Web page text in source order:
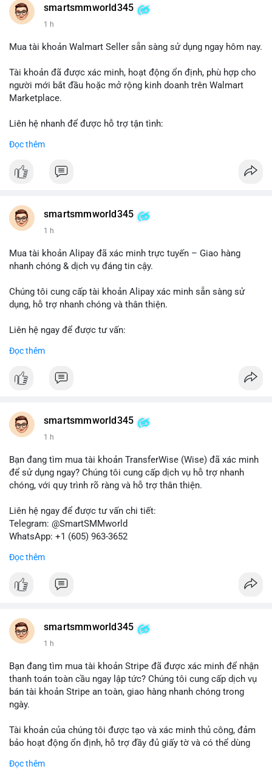
smartsmmworld345
1 h
Mua tài khoản Walmart Seller sẵn sàng sử dụng ngay hôm nay.
Tài khoản đã được xác minh, hoạt động ổn định, phù hợp cho
người mới bắt đầu hoặc mở rộng kinh doanh trên Walmart
Marketplace.
Liên hệ nhanh để được hỗ trợ tận tình:
WhatsApp: +1 (605) 963-3652
#buywalmartselleraccounts
Đọc thêm
smartsmmworld345
1 h
Mua tài khoản Alipay đã xác minh trực tuyến – Giao hàng
nhanh chóng & dịch vụ đáng tin cậy.
Chúng tôi cung cấp tài khoản Alipay xác minh sẵn sàng sử
dụng, hỗ trợ nhanh chóng và thân thiện.
Liên hệ ngay để được tư vấn:
WhatsApp: +1 (605) 963-3652
#buyverifiedalipayaccounts
Đọc thêm
smartsmmworld345
1 h
Bạn đang tìm mua tài khoản TransferWise (Wise) đã xác minh
để sử dụng ngay? Chúng tôi cung cấp dịch vụ hỗ trợ nhanh
chóng, với quy trình rõ ràng và hỗ trợ thân thiện.
Liên hệ ngay để được tư vấn chi tiết:
Telegram: @SmartSMMworld
WhatsApp: +1 (605) 963-3652
Lưu ý: Việc mua bán tài khoản có thể vi phạm điều khoản dịch
Đọc thêm
smartsmmworld345
1 h
Bạn đang tìm mua tài khoản Stripe đã được xác minh để nhận
thanh toán toàn cầu ngay lập tức? Chúng tôi cung cấp dịch vụ
bán tài khoản Stripe an toàn, giao hàng nhanh chóng trong
ngày.
Tài khoản của chúng tôi được tạo và xác minh thủ công, đảm
bảo hoạt động ổn định, hỗ trợ đầy đủ giấy tờ và có thể dùng
Đọc thêm